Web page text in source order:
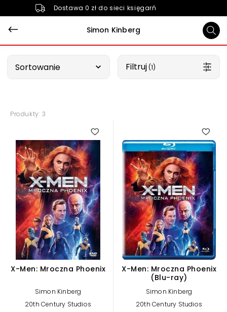
Dostawa 0 zł do sieci księgarń
Simon Kinberg
Sortowanie Filtruj (1)
Produkty: 3
X-Men: Mroczna Phoenix
Simon Kinberg
20th Century Studios
X-Men: Mroczna Phoenix
(Blu-ray)
Simon Kinberg
20th Century Studios